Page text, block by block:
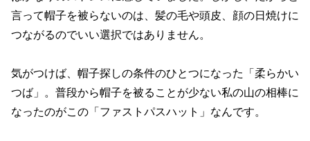
言って帽子を被らないのは、髪の毛や頭皮、顔の日焼けに
つながるのでいい選択ではありません。
気がつけば、帽子探しの条件のひとつになった「柔らかい
つば」。普段から帽子を被ることが少ない私の山の相棒に
なったのがこの「ファストパスハット」なんです。